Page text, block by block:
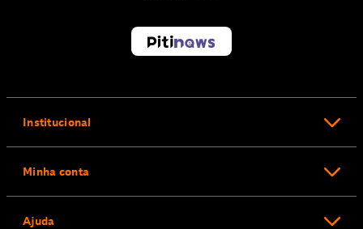
Institucional
Minha conta
Ajuda